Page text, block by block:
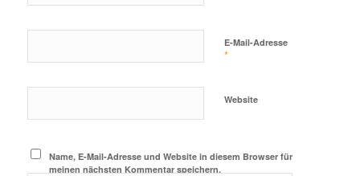
E-Mail-Adresse
*
Website
Name, E-Mail-Adresse und Website in diesem Browser für
meinen nächsten Kommentar speichern.